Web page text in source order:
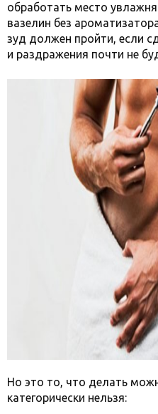
обработать место
вазелин без
зуд должен пройти, если
и раздражения почти не
Но это то, что делать
категорически нельзя: